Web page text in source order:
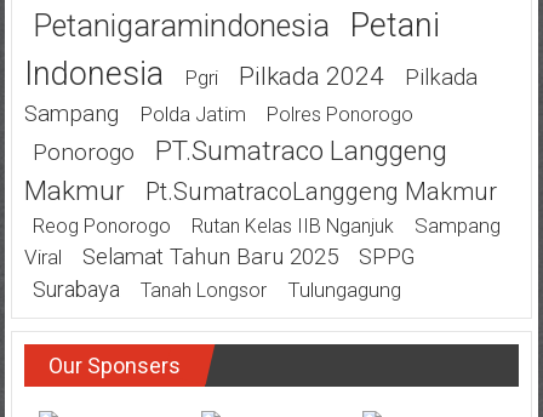
Petanigaramindonesia
Petani
Indonesia
Pgri Pilkada 2024
Pilkada
Sampang
Polda Jatim Polres Ponorogo
Ponorogo
PT.Sumatraco Langgeng
Makmur
Pt.SumatracoLanggeng Makmur
Reog Ponorogo Rutan Kelas IIB Nganjuk
Sampang
Viral
Selamat Tahun Baru 2025
SPPG
Surabaya
Tanah Longsor Tulungagung
Our Sponsers